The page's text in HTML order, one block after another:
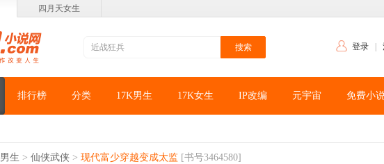
四月天女生
登录
排行榜 分类 17K男生 17K女生 IP改编 元宇宙 免费小
男生 > 仙侠武侠 > 现代富少穿越变成太监 [书号3464580]